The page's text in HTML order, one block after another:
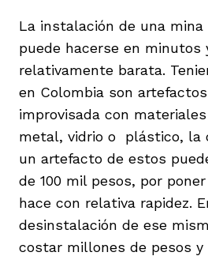
La instalación de una
puede hacerse en minutos
relativamente barata.
en Colombia son
improvisada con
metal, vidrio o plástico, la
un artefacto de estos
de 100 mil pesos, por
hace con relativa rapidez.
desinstalación de ese
costar millones de pesos